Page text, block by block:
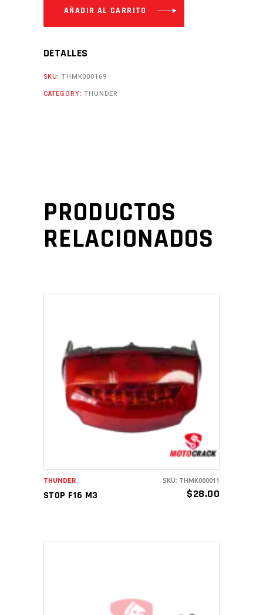
CantidadAÑADIR AL CARRITO
DETALLES
SKU:THMK000169
CATEGORY:THUNDER
PRODUCTOS
RELACIONADOS
AÑADIR AL CARRITO
STOP F16 M3 $28.00
THUNDER SKU: THMK000011